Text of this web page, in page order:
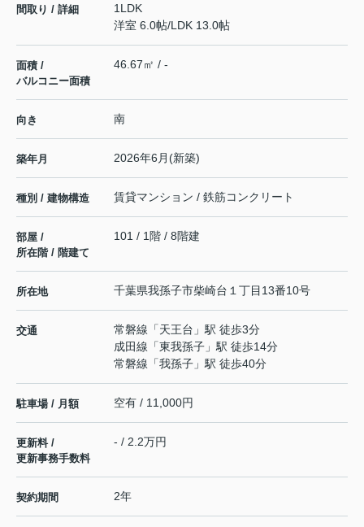
間取り / 詳細
1LDK
洋室 6.0帖/LDK 13.0帖
面積 /
バルコニー面積
46.67㎡ / -
向き 南
築年月 2026年6月(新築)
種別 / 建物構造 賃貸マンション / 鉄筋コンクリート
部屋 /
所在階 / 階建て
101 / 1階 / 8階建
所在地 千葉県我孫子市柴崎台 １丁目13番10号
交通 常磐線 「天王台 」駅 徒歩3分
成田線 「東我孫子 」駅 徒歩14分
常磐線 「我孫子 」駅 徒歩40分
駐車場 / 月額 空有 / 11,000円
更新料 /
更新事務手数料
- / 2.2万円
契約期間 2年